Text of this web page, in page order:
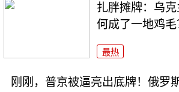
扎胖摊牌：乌
何成了一地鸡毛
最热
刚刚，普京被逼亮出底牌！俄罗